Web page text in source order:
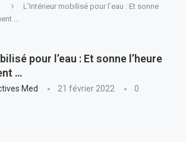
L’Intérieur mobilisé pour l’eau : Et sonne
…
pour l’eau : Et sonne l’heure
…
Med 21 février 2022
0